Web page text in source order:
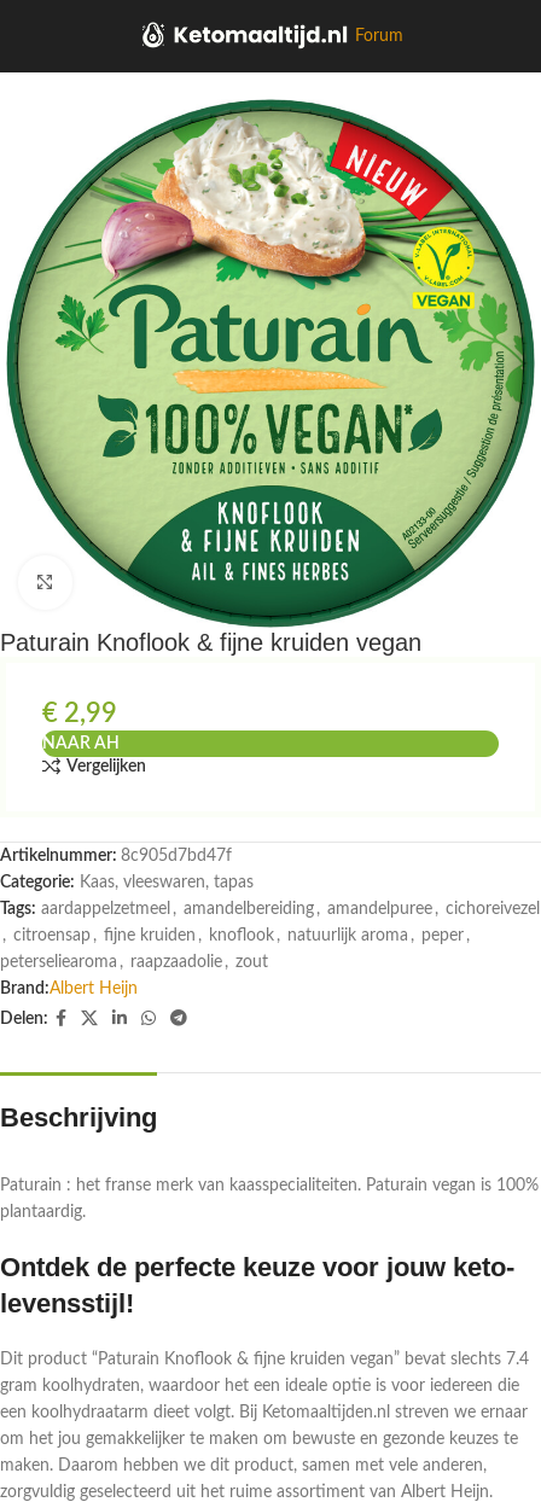
Forum
Klik om te vergroten
Paturain Knoflook & fijne kruiden vegan
€ 2,99
NAAR AH
Vergelijken
Artikelnummer: 8c905d7bd47f
Categorie: Kaas, vleeswaren, tapas
Tags: aardappelzetmeel , amandelbereiding , amandelpuree , cichoreivezel
, citroensap , fijne kruiden , knoflook , natuurlijk aroma , peper ,
peterseliearoma , raapzaadolie , zout
Brand:Albert Heijn
Delen:
Beschrijving
Paturain : het franse merk van kaasspecialiteiten. Paturain vegan is 100%
plantaardig.
Ontdek de perfecte keuze voor jouw keto-
levensstijl!
Dit product “Paturain Knoflook & fijne kruiden vegan” bevat slechts 7.4
gram koolhydraten, waardoor het een ideale optie is voor iedereen die
een koolhydraatarm dieet volgt. Bij Ketomaaltijden.nl streven we ernaar
om het jou gemakkelijker te maken om bewuste en gezonde keuzes te
maken. Daarom hebben we dit product, samen met vele anderen,
zorgvuldig geselecteerd uit het ruime assortiment van Albert Heijn.